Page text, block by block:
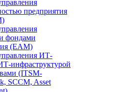
предприятия
фондами
(EAM)
ИТ-
инфраструктурой
(ITSM-
SCCM, Asset